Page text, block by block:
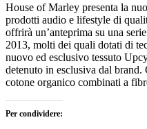
House of Marley presenta la
prodotti audio e lifestyle di
offrirà un’anteprima su una
2013, molti dei quali dotati di
nuovo ed esclusivo tessuto
detenuto in esclusiva dal brand.
cotone organico combinati a
Per condividere: